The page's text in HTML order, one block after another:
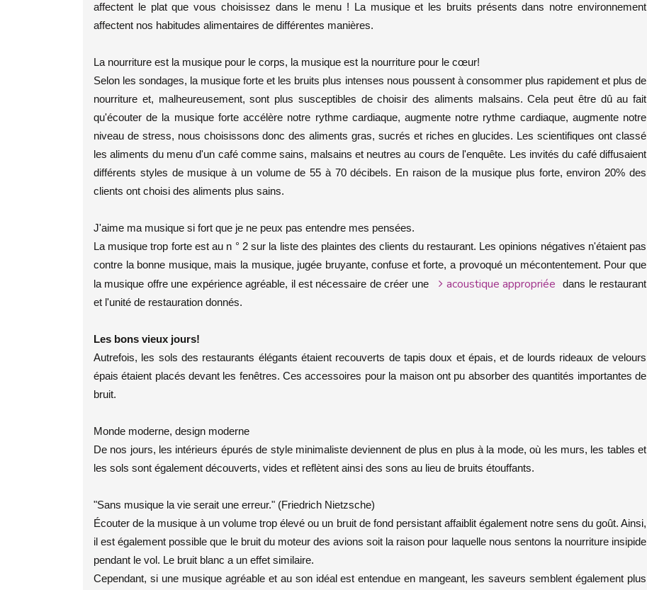
affectent le plat que vous choisissez dans le menu ! La musique et les bruits présents dans notre environnement
affectent nos habitudes alimentaires de différentes manières.
La nourriture est la musique pour le corps, la musique est la nourriture pour le cœur!
Selon les sondages, la musique forte et les bruits plus intenses nous poussent à consommer plus rapidement et plus de
nourriture et, malheureusement, sont plus susceptibles de choisir des aliments malsains. Cela peut être dû au fait
qu'écouter de la musique forte accélère notre rythme cardiaque, augmente notre rythme cardiaque, augmente notre
niveau de stress, nous choisissons donc des aliments gras, sucrés et riches en glucides. Les scientifiques ont classé
les aliments du menu d'un café comme sains, malsains et neutres au cours de l'enquête. Les invités du café diffusaient
différents styles de musique à un volume de 55 à 70 décibels. En raison de la musique plus forte, environ 20% des
clients ont choisi des aliments plus sains.
J'aime ma musique si fort que je ne peux pas entendre mes pensées.
La musique trop forte est au n ° 2 sur la liste des plaintes des clients du restaurant. Les opinions négatives n'étaient pas
contre la bonne musique, mais la musique, jugée bruyante, confuse et forte, a provoqué un mécontentement. Pour que
la musique offre une expérience agréable, il est nécessaire de créer une
acoustique appropriée
dans le restaurant
et l'unité de restauration donnés.
Les bons vieux jours!
Autrefois, les sols des restaurants élégants étaient recouverts de tapis doux et épais, et de lourds rideaux de velours
épais étaient placés devant les fenêtres. Ces accessoires pour la maison ont pu absorber des quantités importantes de
bruit.
Monde moderne, design moderne
De nos jours, les intérieurs épurés de style minimaliste deviennent de plus en plus à la mode, où les murs, les tables et
les sols sont également découverts, vides et reflètent ainsi des sons au lieu de bruits étouffants.
"Sans musique la vie serait une erreur." (Friedrich Nietzsche)
Écouter de la musique à un volume trop élevé ou un bruit de fond persistant affaiblit également notre sens du goût. Ainsi,
il est également possible que le bruit du moteur des avions soit la raison pour laquelle nous sentons la nourriture insipide
pendant le vol. Le bruit blanc a un effet similaire.
Cependant, si une musique agréable et au son idéal est entendue en mangeant, les saveurs semblent également plus